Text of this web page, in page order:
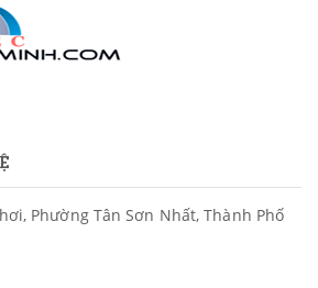
Phường Tân Sơn Nhất, Thành Phố